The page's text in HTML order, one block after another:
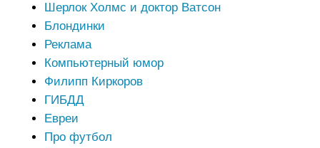
Шерлок Холмс и доктор Ватсон
Блондинки
Реклама
Компьютерный юмор
Филипп Киркоров
ГИБДД
Евреи
Про футбол